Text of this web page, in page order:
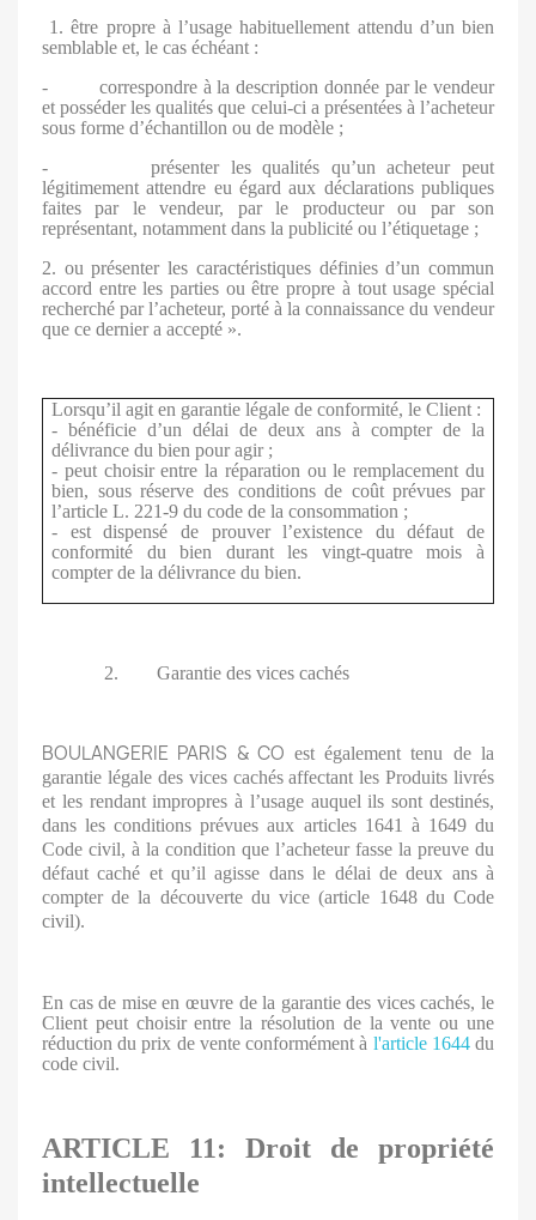
1. être propre à l’usage habituellement attendu d’un bien
semblable et, le cas échéant :
- correspondre à la description donnée par le vendeur
et posséder les qualités que celui-ci a présentées à l’acheteur
sous forme d’échantillon ou de modèle ;
- présenter les qualités qu’un acheteur peut
légitimement attendre eu égard aux déclarations publiques
faites par le vendeur, par le producteur ou par son
représentant, notamment dans la publicité ou l’étiquetage ;
2. ou présenter les caractéristiques définies d’un commun
accord entre les parties ou être propre à tout usage spécial
recherché par l’acheteur, porté à la connaissance du vendeur
que ce dernier a accepté ».
Lorsqu’il agit en garantie légale de conformité, le Client :
- bénéficie d’un délai de deux ans à compter de la
délivrance du bien pour agir ;
- peut choisir entre la réparation ou le remplacement du
bien, sous réserve des conditions de coût prévues par
l’article L. 221-9 du code de la consommation ;
- est dispensé de prouver l’existence du défaut de
conformité du bien durant les vingt-quatre mois à
compter de la délivrance du bien.
2. Garantie des vices cachés
BOULANGERIE PARIS & CO est également tenu de la
garantie légale des vices cachés affectant les Produits livrés
et les rendant impropres à l’usage auquel ils sont destinés,
dans les conditions prévues aux articles 1641 à 1649 du
Code civil, à la condition que l’acheteur fasse la preuve du
défaut caché et qu’il agisse dans le délai de deux ans à
compter de la découverte du vice (article 1648 du Code
civil).
En cas de mise en œuvre de la garantie des vices cachés, le
Client peut choisir entre la résolution de la vente ou une
réduction du prix de vente conformément à l'article 1644du
code civil.
ARTICLE 11: Droit de propriété
intellectuelle